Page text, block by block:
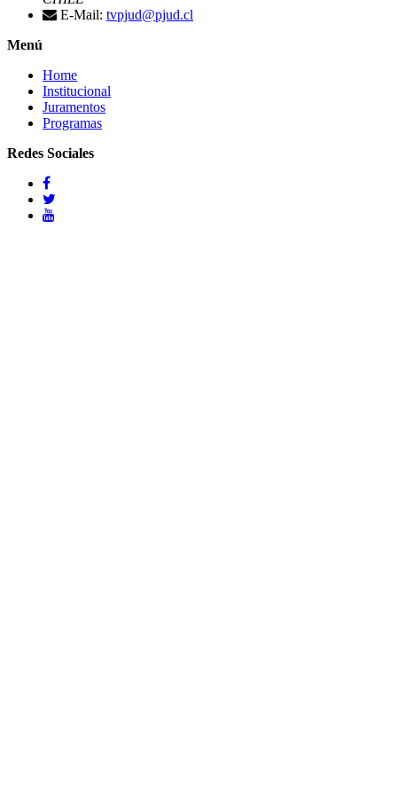
E-Mail: tvpjud@pjud.cl
Menú
Home
Institucional
Juramentos
Programas
Redes Sociales